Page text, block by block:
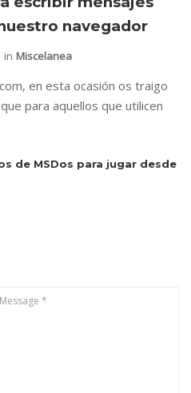
navegador
in Miscelanea
en esta ocasión os traigo
para aquellos que utilicen
de MSDos para jugar desde